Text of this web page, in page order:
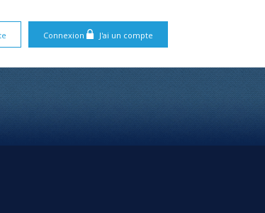
Connexion J'ai un compte